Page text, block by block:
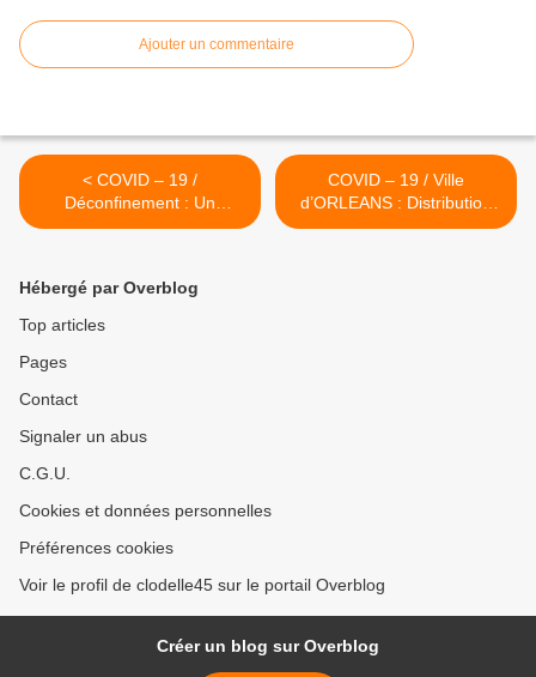
Ajouter un commentaire
< COVID – 19 /
Déconfinement : Un
MASQUE GRATUIT
Balgentien
COVID – 19 / Ville
d’ORLEANS : Distribution
de MASQUES GRAND
Hébergé par Overblog
Top articles
Pages
Contact
Signaler un abus
C.G.U.
Cookies et données personnelles
Préférences cookies
Voir le profil de clodelle45 sur le portail Overblog
Créer un blog sur Overblog